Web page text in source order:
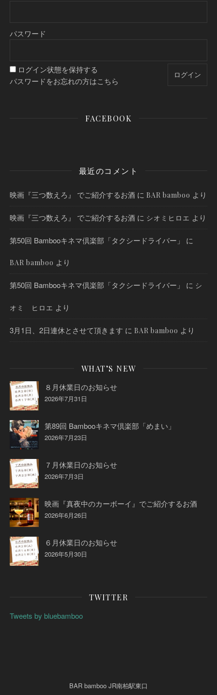
パスワード
ログイン状態を保持する
パスワードをお忘れの方はこちら
FACEBOOK
最近のコメント
映画『三つ数えろ』 でご紹介するお酒 に BAR bamboo より
映画『三つ数えろ』 でご紹介するお酒 に シオミヒロエ より
第50回 Bambooキネマ倶楽部「タクシードライバー」 に
BAR bamboo より
第50回 Bambooキネマ倶楽部「タクシードライバー」 に シ
オミ ヒロエ より
3月1日、2日連休とさせて頂きます に BAR bamboo より
WHAT’S NEW
８月休業日のお知らせ
2026年7月31日
第89回 Bambooキネマ倶楽部「めまい」
2026年7月23日
７月休業日のお知らせ
2026年7月3日
映画『真夜中のカーボーイ』でご紹介するお酒
2026年6月26日
６月休業日のお知らせ
2026年5月30日
TWITTER
Tweets by bluebamboo
BAR bamboo JR南柏駅東口